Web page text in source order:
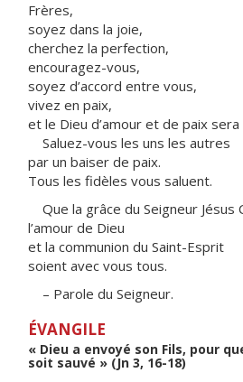
Frères,
soyez dans la joie,
cherchez la perfection,
encouragez-vous,
soyez d’accord entre vous,
vivez en paix,
et le Dieu d’amour et de paix sera
Saluez-vous les uns les autres
par un baiser de paix.
Tous les fidèles vous saluent.
Que la grâce du Seigneur Jésus
l’amour de Dieu
et la communion du Saint-Esprit
soient avec vous tous.
– Parole du Seigneur.
ÉVANGILE
« Dieu a envoyé son Fils, pour
soit sauvé » (Jn 3, 16-18)